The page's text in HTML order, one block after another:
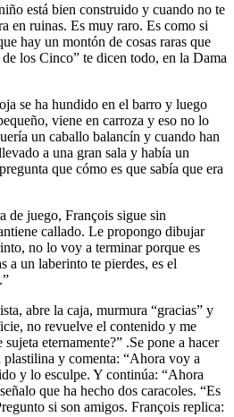
está bien construido y cuando no te
en ruinas. Es muy raro. Es como si
hay un montón de cosas raras que
los Cinco” te dicen todo, en la Dama
se ha hundido en el barro y luego
viene en carroza y eso no lo
un caballo balancín y cuando han
a una gran sala y había un
que cómo es que sabía que era
de juego, François sigue sin
callado. Le propongo dibujar
no lo voy a terminar porque es
a un laberinto te pierdes, es el
abre la caja, murmura “gracias” y
no revuelve el contenido y me
eternamente?” .Se pone a hacer
y comenta: “Ahora voy a
y lo esculpe. Y continúa: “Ahora
que ha hecho dos caracoles. “Es
si son amigos. François replica: